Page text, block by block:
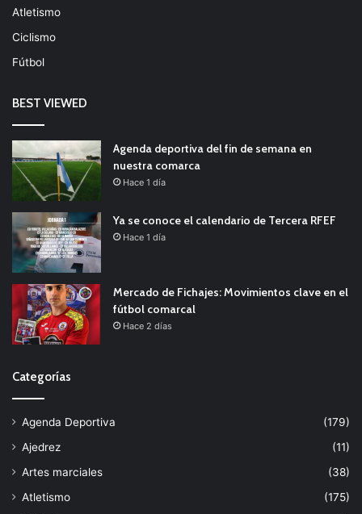
Atletismo
Ciclismo
Fútbol
BEST VIEWED
Agenda deportiva del fin de semana en
nuestra comarca
Hace 1 día
Ya se conoce el calendario de Tercera RFEF
Hace 1 día
Mercado de Fichajes: Movimientos clave en el
fútbol comarcal
Hace 2 días
Categorías
Agenda Deportiva
(179)
Ajedrez
(11)
Artes marciales
(38)
Atletismo
(175)